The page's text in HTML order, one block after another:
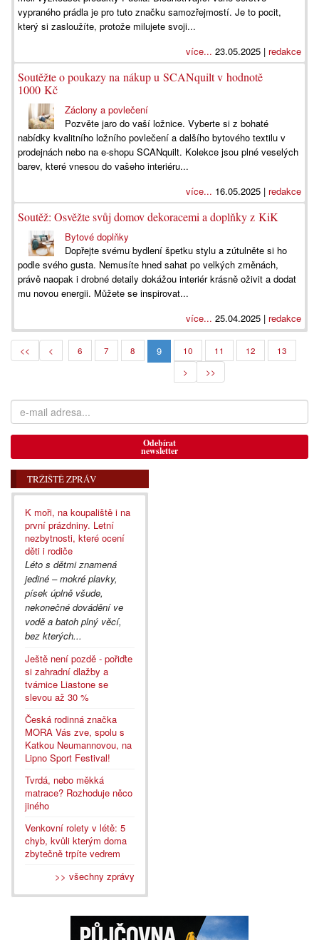
vypraného prádla je pro tuto značku samozřejmostí. Je to pocit,
který si zasloužíte, protože milujete svoji...
více... 23.05.2025 | redakce
Soutěžte o poukazy na nákup u SCANquilt v hodnotě
1000 Kč
Záclony a povlečení
Pozvěte jaro do vaší ložnice. Vyberte si z bohaté
nabídky kvalitního ložního povlečení a dalšího bytového textilu v
prodejnách nebo na e-shopu SCANquilt. Kolekce jsou plné veselých
barev, které vnesou do vašeho interiéru...
více... 16.05.2025 | redakce
Soutěž: Osvěžte svůj domov dekoracemi a doplňky z KiK
Bytové doplňky
Dopřejte svému bydlení špetku stylu a zútulněte si ho
podle svého gusta. Nemusíte hned sahat po velkých změnách,
právě naopak i drobné detaily dokážou interiér krásně oživit a dodat
mu novou energii. Můžete se inspirovat...
více... 25.04.2025 | redakce
<< < 6 7 8 9 10 11 12
13
>
>>
Odebírat
newsletter
TRŽIŠTĚ ZPRÁV
K moři, na koupaliště i na
první prázdniny. Letní
nezbytnosti, které ocení
děti i rodiče
Léto s dětmi znamená
jediné – mokré plavky,
písek úplně všude,
nekonečné dovádění ve
vodě a batoh plný věcí,
bez kterých...
Ještě není pozdě - pořiďte
si zahradní dlažby a
tvárnice Liastone se
slevou až 30 %
Česká rodinná značka
MORA Vás zve, spolu s
Katkou Neumannovou, na
Lipno Sport Festival!
Tvrdá, nebo měkká
matrace? Rozhoduje něco
jiného
Venkovní rolety v létě: 5
chyb, kvůli kterým doma
zbytečně trpíte vedrem
>> všechny zprávy